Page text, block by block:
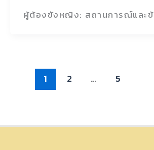
ผู้ต้องขังหญิง: สถานการณ์และข้
1 2 … 5